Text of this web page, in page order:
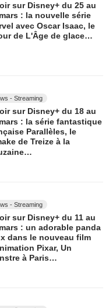
sur Disney+ du 25 au
: la nouvelle série
avec Oscar Isaac, le
de L'Âge de glace…
- Streaming
sur Disney+ du 18 au
: la série fantastique
Parallèles, le
de Treize à la
- Streaming
sur Disney+ du 11 au
: un adorable panda
dans le nouveau film
Pixar, Un
à Paris…